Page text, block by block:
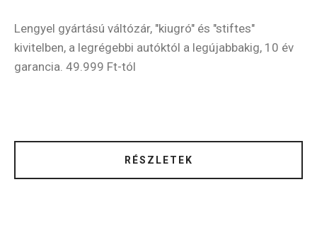
Lengyel gyártású váltózár, "kiugró" és "stiftes"
kivitelben, a legrégebbi autóktól a legújabbakig, 10 év
garancia. 49.999 Ft-tól
RÉSZLETEK